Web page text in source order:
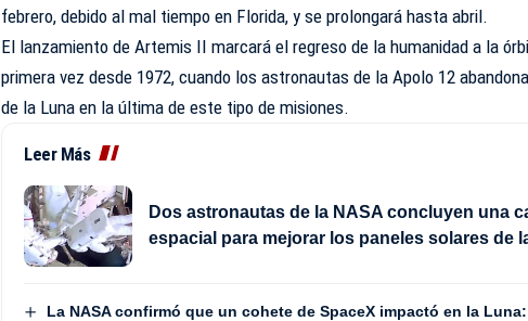
febrero, debido al mal tiempo en Florida, y se prolongará hasta abril.
El lanzamiento de Artemis II marcará el regreso de la humanidad a la
primera vez desde 1972, cuando los astronautas de la Apolo 12
de la Luna en la última de este tipo de misiones.
Leer Más
Dos astronautas de la NASA concluyen una
espacial para mejorar los paneles solares de
La NASA confirmó que un cohete de SpaceX impactó en la